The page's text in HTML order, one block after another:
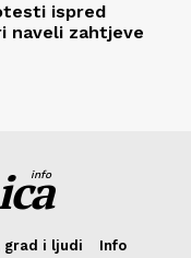
ispred
naveli zahtjeve
info
grad i ljudi
Info